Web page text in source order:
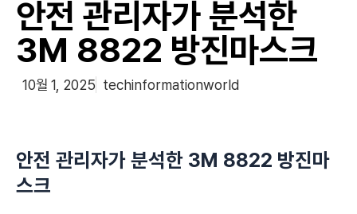
안전 관리자가 분석한
3M 8822 방진마스크
10월 1, 2025 techinformationworld
안전 관리자가 분석한 3M 8822 방진마
스크